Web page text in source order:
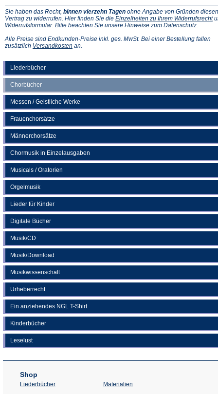
Liederbücher
Chorbücher
Messen / Geistliche Werke
Frauenchorsätze
Männerchorsätze
Chormusik in Einzelausgaben
Musicals / Oratorien
Orgelmusik
Lieder für Kinder
Digitale Bücher
Musik/CD
Musik/Download
Musikwissenschaft
Urheberrecht
Ein anziehendes NGL T-Shirt
Kinderbücher
Leselust
Sie haben das Recht, binnen vierzehn Tagen ohne Angabe von Gründen diesen
Vertrag zu widerrufen. Hier finden Sie die Einzelheiten zu Ihrem Widerrufsrecht
Widerrufsformular(Öffnet
einem
neuen
. Bitte beachten Sie unsere Hinweise zum Datenschutz(Öffnet
einem
Alle Preise sind Endkunden-Preise inkl. ges. MwSt. Bei einer Bestellung fallen
zusätzlich Versandkosten (Öffnet
an.
Shop
Liederbücher Materialien